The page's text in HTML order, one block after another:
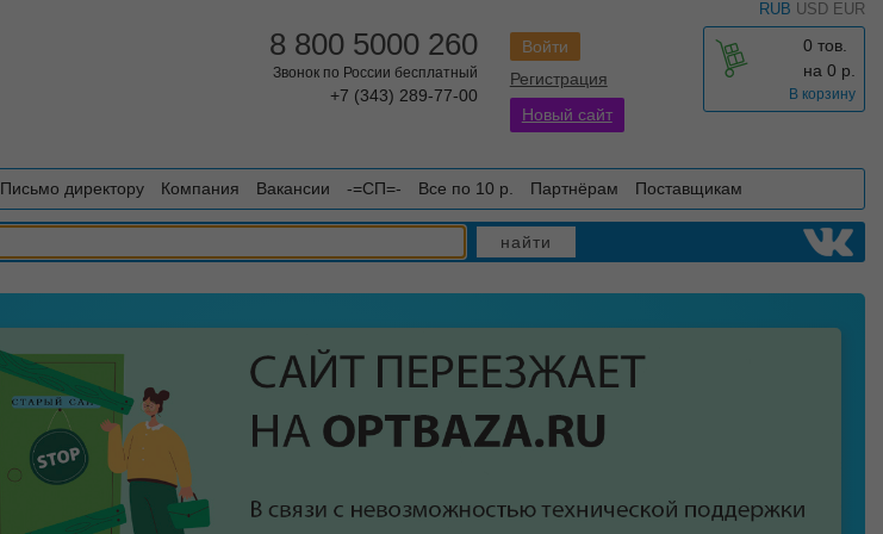
RUB USD EUR
0 тов.
на 0 р.
В корзину
Войти
Регистрация
Новый сайт
8 800 5000 260
Звонок по России бесплатный
+7 (343) 289-77-00
Письмо директору Компания Вакансии -=СП=- Все по 10 р. Партнёрам Поставщикам
найти